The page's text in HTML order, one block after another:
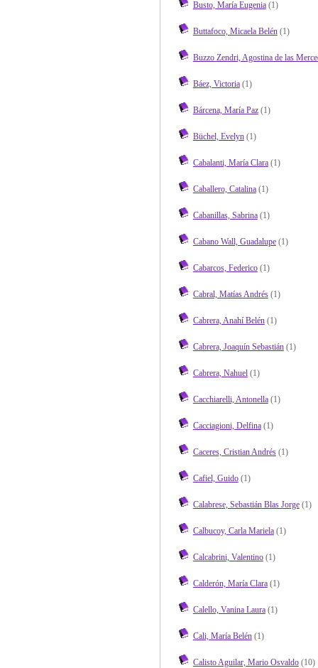
Busto, María Eugenia(1)
Buttafoco, Micaela Belén(1)
Buzzo Zendri, Agostina de las
Báez, Victoria(1)
Bárcena, María Paz(1)
Büchel, Evelyn(1)
Cabalanti, María Clara(1)
Caballero, Catalina(1)
Cabanillas, Sabrina(1)
Cabano Wall, Guadalupe(1)
Cabarcos, Federico(1)
Cabral, Matías Andrés(1)
Cabrera, Anahí Belén(1)
Cabrera, Joaquín Sebastián(1)
Cabrera, Nahuel(1)
Cacchiarelli, Antonella(1)
Cacciagioni, Delfina(1)
Caceres, Cristian Andrés(1)
Cafiel, Guido(1)
Calabrese, Sebastián Blas Jorge(1)
Calbucoy, Carla Mariela(1)
Calcabrini, Valentino(1)
Calderón, María Clara(1)
Calello, Vanina Laura(1)
Cali, María Belén(1)
Calisto Aguilar, Mario Osvaldo(10)